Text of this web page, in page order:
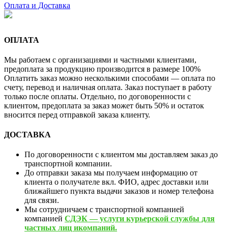
Оплата и Доставка
ОПЛАТА
Мы работаем с организациями и частными клиентами,
предоплата за продукцию производится в размере 100%
Оплатить заказ можно несколькими способами — оплата по
счету, перевод и наличная оплата. Заказ поступает в работу
только после оплаты. Отдельно, по договоренности с
клиентом, предоплата за заказ может быть 50% и остаток
вносится перед отправкой заказа клиенту.
ДОСТАВКА
По договоренности с клиентом мы доставляем заказ до
транспортной компании.
До отправки заказа мы получаем информацию от
клиента о получателе вкл. ФИО, адрес доставки или
ближайшего пункта выдачи заказов и номер телефона
для связи.
Мы сотрудничаем с транспортной компанией
компанией СДЭК — услуги курьерской службы для
частных лиц икомпаний.